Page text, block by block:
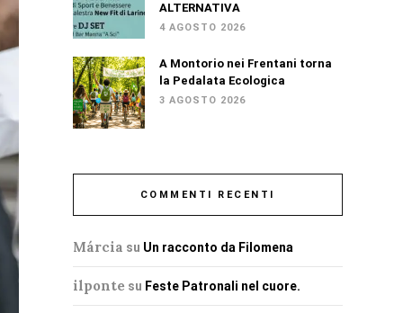
ALTERNATIVA
4 AGOSTO 2026
A Montorio nei Frentani torna
la Pedalata Ecologica
3 AGOSTO 2026
COMMENTI RECENTI
Márcia su Un racconto da Filomena
ilponte su Feste Patronali nel cuore.